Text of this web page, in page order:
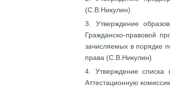
(С.В.Никулин)
3. Утверждение
Гражданско-правовой
зачисляемых в порядке
права (С.В.Никулин)
4. Утверждение списка
Аттестационную